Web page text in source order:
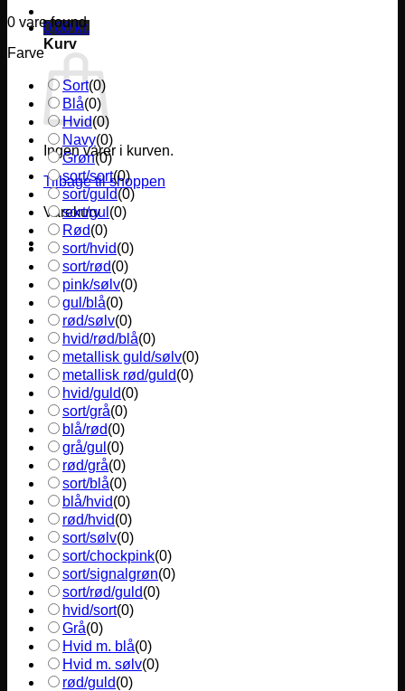
0,00 kr.
Kurv
Ingen varer i kurven.
Tilbage til shoppen
Varekurv
0 vare found
Farve
Sort(0)
Blå(0)
Hvid(0)
Navy(0)
Grøn(0)
sort/sort(0)
sort/guld(0)
sort/gul (0)
Rød(0)
sort/hvid(0)
sort/rød(0)
pink/sølv(0)
gul/blå(0)
rød/sølv(0)
hvid/rød/blå(0)
metallisk guld/sølv(0)
metallisk rød/guld(0)
hvid/guld(0)
sort/grå(0)
blå/rød(0)
grå/gul (0)
rød/grå(0)
sort/blå(0)
blå/hvid(0)
rød/hvid(0)
sort/sølv(0)
sort/chockpink(0)
sort/signalgrøn(0)
sort/rød/guld(0)
hvid/sort(0)
Grå(0)
Hvid m. blå(0)
Hvid m. sølv(0)
rød/guld(0)